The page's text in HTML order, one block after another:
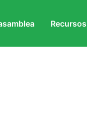
Recursos